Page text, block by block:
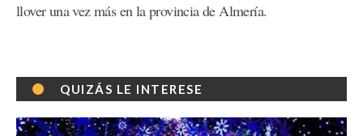
llover una vez más en la provincia de Almería.
QUIZÁS LE INTERESE